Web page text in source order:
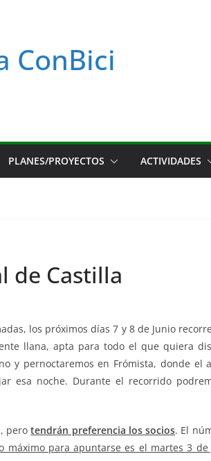
ConBici
PLANES/PROYECTOS ACTIVIDADES
de Castilla
los próximos días 7 y 8 de Junio
llana, apta para todo el que quiera
y pernoctaremos en Frómista, donde
esa noche. Durante el recorrido
perotendrán preferencia los socios. El
máximo para apuntarse es el martes 3